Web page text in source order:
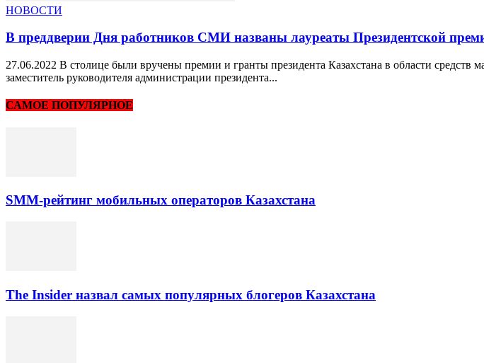
НОВОСТИ
В преддверии Дня работников СМИ названы лауреаты Президентской
27.06.2022 В столице были вручены премии и гранты президента Казахстана в области
заместитель руководителя администрации президента...
САМОЕ ПОПУЛЯРНОЕ
SMM-рейтинг мобильных операторов Казахстана
The Insider назвал самых популярных блогеров Казахстана